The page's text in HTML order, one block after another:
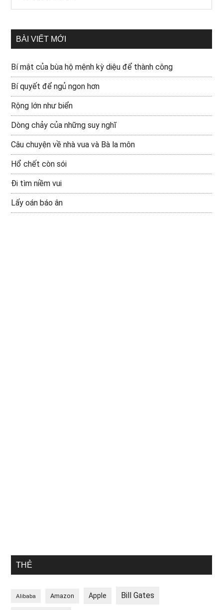
BÀI VIẾT MỚI
Bí mật của bùa hộ mệnh kỳ diệu để thành công
Bí quyết để ngủ ngon hơn
Rộng lớn như biển
Dòng chảy của những suy nghĩ
Câu chuyện về nhà vua và Bà la môn
Hổ chết còn sói
Đi tìm niềm vui
Lấy oán báo ân
THẺ
Alibaba Amazon Apple Bill Gates